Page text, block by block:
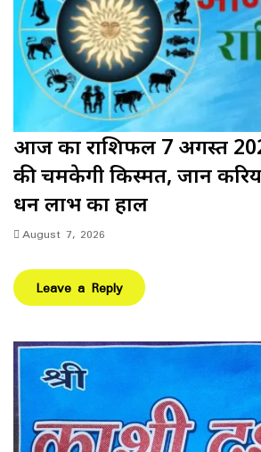
आज का राशिफल 7 अगस्त
की चमकेगी किस्मत, जानें
धन लाभ का हाल
August 7, 2026
Leave a Reply